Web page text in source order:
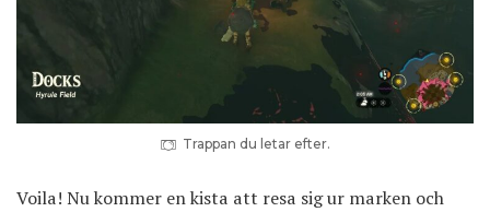
Trappan du letar efter.
Voila! Nu kommer en kista att resa sig ur marken och